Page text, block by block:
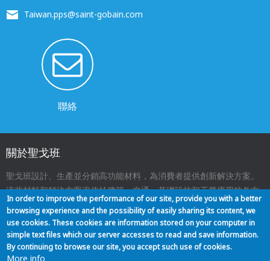
Taiwan.pps@saint-gobain.com
聯絡
關於聖戈班
聖戈班設計、生產並分銷高功能材料，為消費者提供創新解決方案。
這些材料和解決方案遍佈於建築、交通、基礎設施和工業應用的各方
面，與我們的日常生活息息相關。
Footer
關於我們 聯絡 網站地圖 法律聲明
In order to improve the performance of our site, provide you with a better
browsing experience and the possibility of easily sharing its content, we
use cookies. These cookies are information stored on your computer in
simple text files which our server accesses to read and save information.
By continuing to browse our site, you accept such use of cookies.
More info